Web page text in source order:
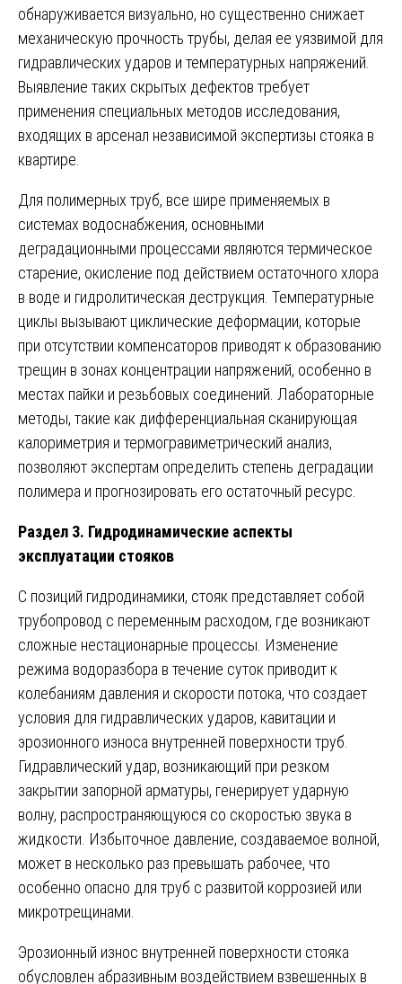
обнаруживается визуально, но существенно снижает
механическую прочность трубы, делая ее уязвимой для
гидравлических ударов и температурных напряжений.
Выявление таких скрытых дефектов требует
применения специальных методов исследования,
входящих в арсенал независимой экспертизы стояка в
квартире.
Для полимерных труб, все шире применяемых в
системах водоснабжения, основными
деградационными процессами являются термическое
старение, окисление под действием остаточного хлора
в воде и гидролитическая деструкция. Температурные
циклы вызывают циклические деформации, которые
при отсутствии компенсаторов приводят к образованию
трещин в зонах концентрации напряжений, особенно в
местах пайки и резьбовых соединений. Лабораторные
методы, такие как дифференциальная сканирующая
калориметрия и термогравиметрический анализ,
позволяют экспертам определить степень деградации
полимера и прогнозировать его остаточный ресурс.
Раздел 3. Гидродинамические аспекты
эксплуатации стояков
С позиций гидродинамики, стояк представляет собой
трубопровод с переменным расходом, где возникают
сложные нестационарные процессы. Изменение
режима водоразбора в течение суток приводит к
колебаниям давления и скорости потока, что создает
условия для гидравлических ударов, кавитации и
эрозионного износа внутренней поверхности труб.
Гидравлический удар, возникающий при резком
закрытии запорной арматуры, генерирует ударную
волну, распространяющуюся со скоростью звука в
жидкости. Избыточное давление, создаваемое волной,
может в несколько раз превышать рабочее, что
особенно опасно для труб с развитой коррозией или
микротрещинами.
Эрозионный износ внутренней поверхности стояка
обусловлен абразивным воздействием взвешенных в